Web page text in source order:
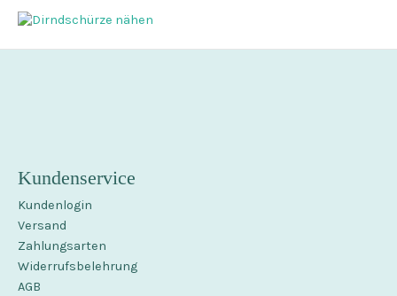
Kundenservice
Kundenlogin
Versand
Zahlungsarten
Widerrufsbelehrung
AGB